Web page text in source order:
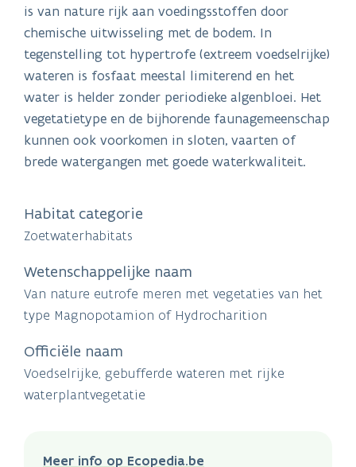
is van nature rijk aan voedingsstoffen door
chemische uitwisseling met de bodem. In
tegenstelling tot hypertrofe (extreem voedselrijke)
wateren is fosfaat meestal limiterend en het
water is helder zonder periodieke algenbloei. Het
vegetatietype en de bijhorende faunagemeenschap
kunnen ook voorkomen in sloten, vaarten of
brede watergangen met goede waterkwaliteit.
Habitat categorie
Zoetwaterhabitats
Wetenschappelijke naam
Van nature eutrofe meren met vegetaties van het
type Magnopotamion of Hydrocharition
Officiële naam
Voedselrijke, gebufferde wateren met rijke
waterplantvegetatie
Meer info op Ecopedia.be